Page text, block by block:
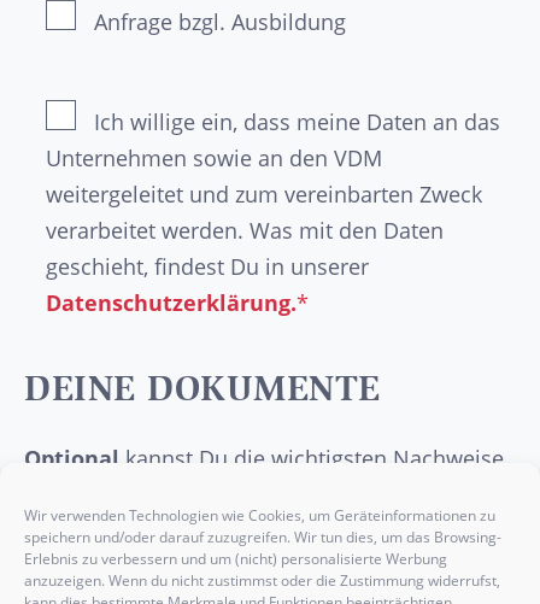
Wir verwenden Technologien wie Cookies, um Geräteinformationen zu
speichern und/oder darauf zuzugreifen. Wir tun dies, um das Browsing-
Erlebnis zu verbessern und um (nicht) personalisierte Werbung
anzuzeigen. Wenn du nicht zustimmst oder die Zustimmung widerrufst,
Anfrage bzgl. Ausbildung
Ich willige ein, dass meine Daten an das
Unternehmen sowie an den VDM
weitergeleitet und zum vereinbarten Zweck
verarbeitet werden. Was mit den Daten
geschieht, findest Du in unserer
Datenschutzerklärung.*
DEINE DOKUMENTE
Optional kannst Du die wichtigsten Nachweise
Lebenslauf, einAnschreibenoder etwaige
Praktikumsbelegehier einfügen.